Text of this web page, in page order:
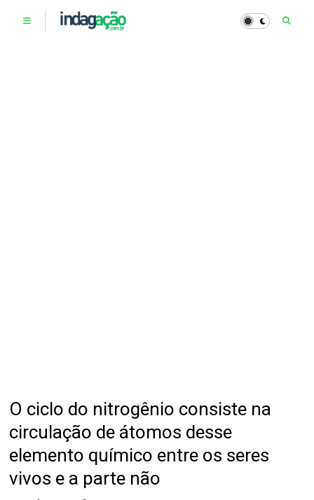
O ciclo do nitrogênio consiste na
circulação de átomos desse
elemento químico entre os seres
vivos e a parte não